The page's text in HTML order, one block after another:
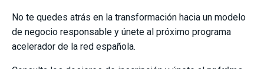
No te quedes atrás en la transformación hacia un modelo
de negocio responsable y únete al próximo programa
acelerador de la red española.